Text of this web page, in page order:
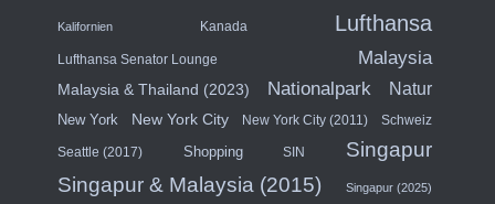
Kalifornien Kanada Lufthansa
Lufthansa Senator Lounge Malaysia
Malaysia & Thailand (2023) Nationalpark Natur
New York New York City New York City (2011) Schweiz
Seattle (2017) Shopping SIN
Singapur
Singapur & Malaysia (2015)
Singapur (2025)